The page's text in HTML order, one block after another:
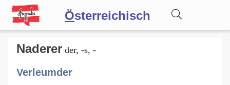
Österreichisch
Wörterbuch
Forum
Naderer der, -s, -
Verleumder